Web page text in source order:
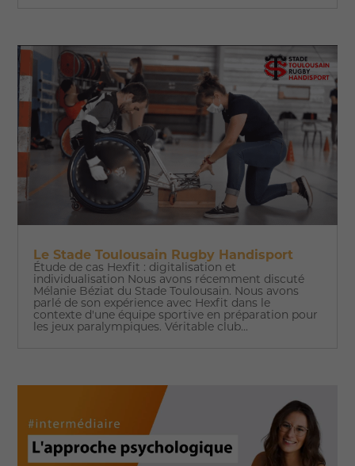
Le Stade Toulousain Rugby Handisport
Étude de cas Hexfit : digitalisation et
individualisation Nous avons récemment discuté
Mélanie Béziat du Stade Toulousain. Nous avons
parlé de son expérience avec Hexfit dans le
contexte d'une équipe sportive en préparation pour
les jeux paralympiques. Véritable club...